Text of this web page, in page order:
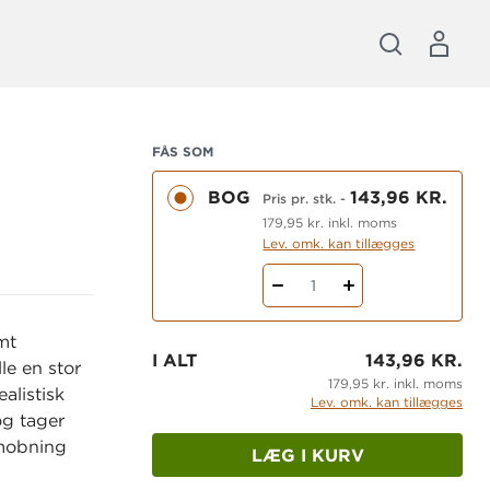
en stor
tager
FÅS SOM
BOG Pris pr. stk. -143,96 KR.
179,95 kr. inkl. moms
Lev. omk. kan tillægges
1
I ALT 143,96 KR.
179,95 kr. inkl. moms
Lev. omk. kan tillægges
LÆG I KURV